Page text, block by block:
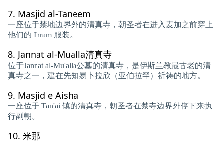
7. Masjid al-Taneem
一座位于禁地边界外的清真寺，朝圣者在进入麦加之前穿上
他们的 Ihram 服装。
8. Jannat al-Mualla清真寺
位于Jannat al-Mu'alla公墓的清真寺，是伊斯兰教最古老的清
真寺之一，建在先知易卜拉欣（亚伯拉罕）祈祷的地方。
9. Masjid e Aisha
一座位于 Tan'ai 镇的清真寺，朝圣者在禁寺边界外停下来执
行副朝。
10. 米那